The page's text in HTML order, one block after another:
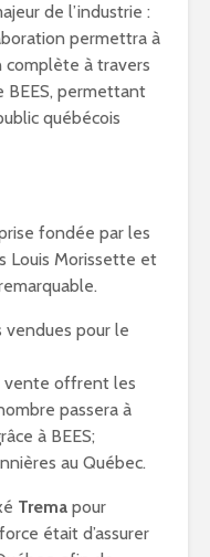
de l’industrie :
permettra à
complète à travers
BEES, permettant
québécois
fondée par les
Louis Morissette et
vendues pour le
vente offrent les
passera à
à BEES;
au Québec.
Trema pour
était d’assurer